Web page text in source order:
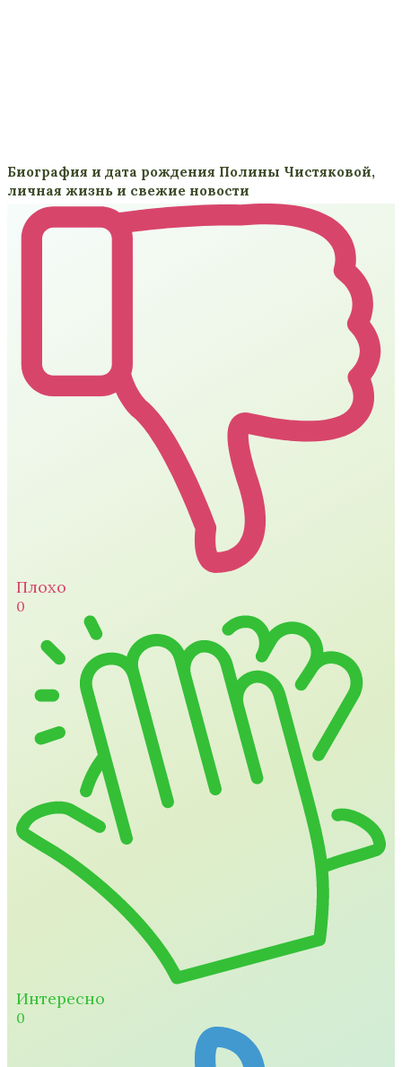
Биография и дата рождения Полины Чистяковой,
личная жизнь и свежие новости
Плохо
0
Интересно
0